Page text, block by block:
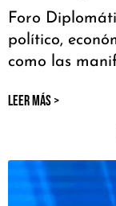
Foro
político,
como las
LEER MÁS >